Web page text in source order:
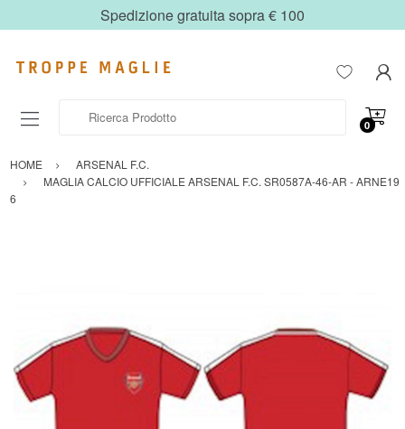
Spedizione gratuita sopra € 100
0
HOME
ARSENAL F.C.
MAGLIA CALCIO UFFICIALE ARSENAL F.C. SR0587A-46-AR - ARNE19
6